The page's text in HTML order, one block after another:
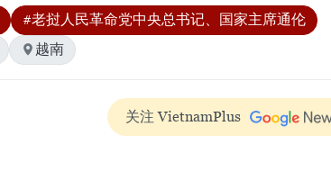
#老挝人民革命党中央总书记、国家主席通伦
越南
关注 VietnamPlus